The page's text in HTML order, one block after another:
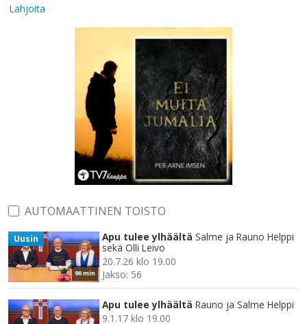
Lahjoita
AUTOMAATTINEN TOISTO
90 min
Uusin Apu tulee ylhäältä Salme ja Rauno Helppi
sekä Olli Leivo
20.7.26 klo 19.00
Jakso: 56
Apu tulee ylhäältä Rauno ja Salme Helppi
9.1.17 klo 19.00